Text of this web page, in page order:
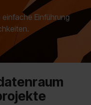
Einführung